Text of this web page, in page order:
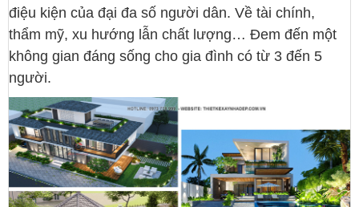
điệu kiện của đại đa số người dân. Về tài chính,
thẩm mỹ, xu hướng lẫn chất lượng… Đem đến một
không gian đáng sống cho gia đình có từ 3 đến 5
người.